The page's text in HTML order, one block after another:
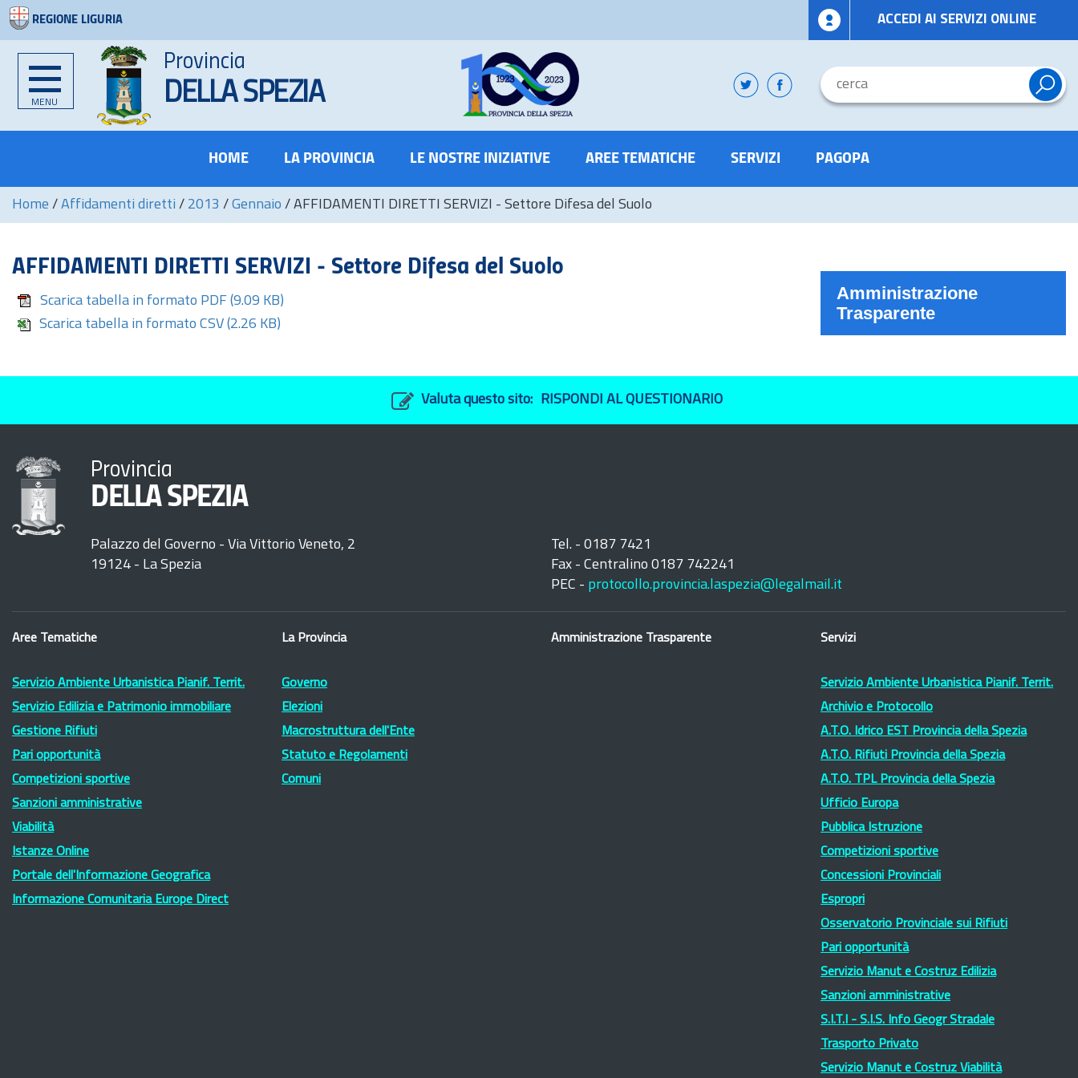
REGIONE LIGURIA ACCEDI AI SERVIZI ONLINE
MENU
Provincia
DELLA SPEZIA
HOME LA PROVINCIA LE NOSTRE INIZIATIVE AREE TEMATICHE SERVIZI PAGOPA
Home / Affidamenti diretti / 2013 / Gennaio / AFFIDAMENTI DIRETTI SERVIZI - Settore Difesa del Suolo
AFFIDAMENTI DIRETTI SERVIZI - Settore Difesa del Suolo
Scarica tabella in formato PDF (9.09 KB)
Scarica tabella in formato CSV (2.26 KB)
Amministrazione
Trasparente
Valuta questo sito: RISPONDI AL QUESTIONARIO
Provincia
DELLA SPEZIA
Palazzo del Governo - Via Vittorio Veneto, 2
19124 - La Spezia
Tel. - 0187 7421
Fax - Centralino 0187 742241
PEC - protocollo.provincia.laspezia@legalmail.it
Aree Tematiche
Servizio Ambiente Urbanistica Pianif. Territ.
Servizio Edilizia e Patrimonio immobiliare
Gestione Rifiuti
Pari opportunità
Competizioni sportive
Sanzioni amministrative
Viabilità
Istanze Online
Portale dell'Informazione Geografica
Informazione Comunitaria Europe Direct
La Provincia
Governo
Elezioni
Macrostruttura dell'Ente
Statuto e Regolamenti
Comuni
Amministrazione Trasparente Servizi
Servizio Ambiente Urbanistica Pianif. Territ.
Archivio e Protocollo
A.T.O. Idrico EST Provincia della Spezia
A.T.O. Rifiuti Provincia della Spezia
A.T.O. TPL Provincia della Spezia
Ufficio Europa
Pubblica Istruzione
Competizioni sportive
Concessioni Provinciali
Espropri
Osservatorio Provinciale sui Rifiuti
Pari opportunità
Servizio Manut e Costruz Edilizia
Sanzioni amministrative
S.I.T.I - S.I.S. Info Geogr Stradale
Trasporto Privato
Servizio Manut e Costruz Viabilità